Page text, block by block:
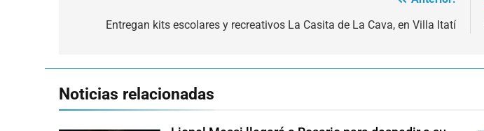
Entregan kits escolares y recreativos La Casita de La Cava, en Villa Itatí
Noticias relacionadas